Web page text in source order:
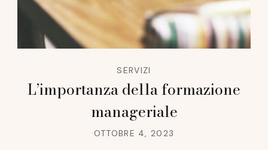
SERVIZI
L’importanza della formazione
manageriale
OTTOBRE 4, 2023